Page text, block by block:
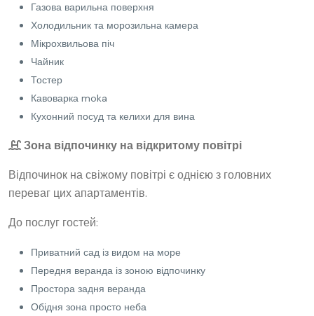
Газова варильна поверхня
Холодильник та морозильна камера
Мікрохвильова піч
Чайник
Тостер
Кавоварка moka
Кухонний посуд та келихи для вина
Зона відпочинку на відкритому повітрі
Відпочинок на свіжому повітрі є однією з головних
переваг цих апартаментів.
До послуг гостей:
Приватний сад із видом на море
Передня веранда із зоною відпочинку
Простора задня веранда
Обідня зона просто неба